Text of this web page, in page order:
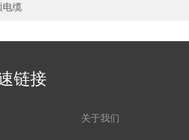
电缆
链接
关于我们